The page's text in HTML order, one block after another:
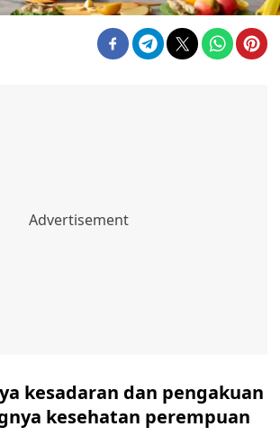
kesadaran dan pengakuan
kesehatan perempuan